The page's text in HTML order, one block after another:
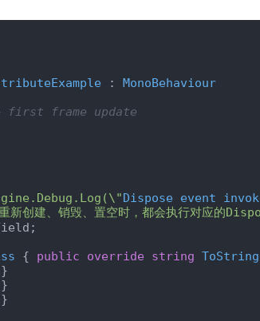
: MonoBehaviour
frame update
Dispose event
新创建、销毁、置空时，都会执行对应的
{ public override string ToString